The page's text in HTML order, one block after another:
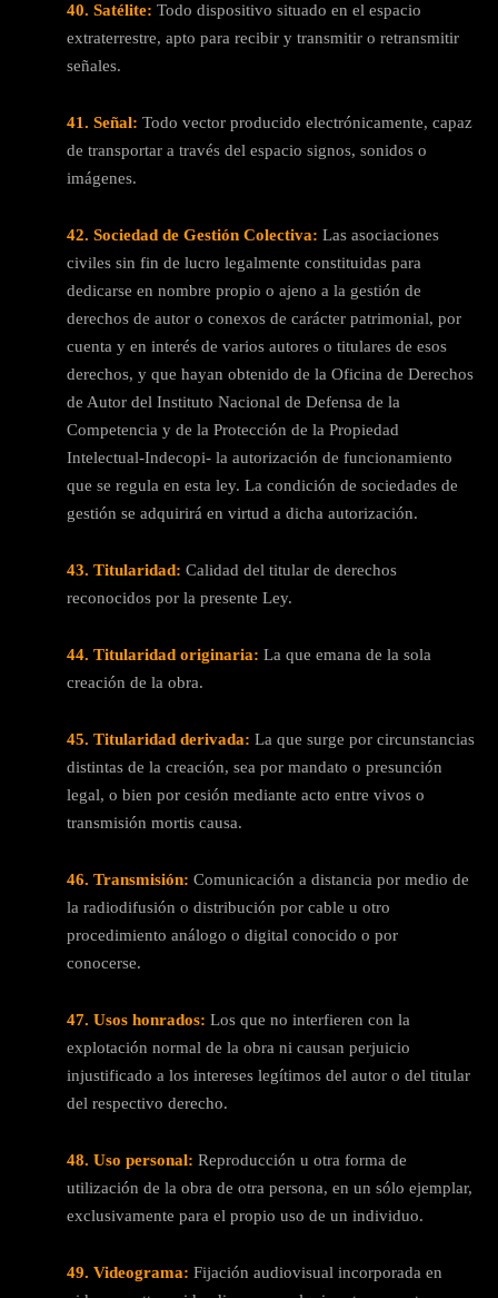
40. Satélite: Todo dispositivo situado en el espacio
extraterrestre, apto para recibir y transmitir o retransmitir
señales.
41. Señal: Todo vector producido electrónicamente, capaz
de transportar a través del espacio signos, sonidos o
imágenes.
42. Sociedad de Gestión Colectiva: Las asociaciones
civiles sin fin de lucro legalmente constituidas para
dedicarse en nombre propio o ajeno a la gestión de
derechos de autor o conexos de carácter patrimonial, por
cuenta y en interés de varios autores o titulares de esos
derechos, y que hayan obtenido de la Oficina de Derechos
de Autor del Instituto Nacional de Defensa de la
Competencia y de la Protección de la Propiedad
Intelectual-Indecopi- la autorización de funcionamiento
que se regula en esta ley. La condición de sociedades de
gestión se adquirirá en virtud a dicha autorización.
43. Titularidad: Calidad del titular de derechos
reconocidos por la presente Ley.
44. Titularidad originaria: La que emana de la sola
creación de la obra.
45. Titularidad derivada: La que surge por circunstancias
distintas de la creación, sea por mandato o presunción
legal, o bien por cesión mediante acto entre vivos o
transmisión mortis causa.
46. Transmisión: Comunicación a distancia por medio de
la radiodifusión o distribución por cable u otro
procedimiento análogo o digital conocido o por
conocerse.
47. Usos honrados: Los que no interfieren con la
explotación normal de la obra ni causan perjuicio
injustificado a los intereses legítimos del autor o del titular
del respectivo derecho.
48. Uso personal: Reproducción u otra forma de
utilización de la obra de otra persona, en un sólo ejemplar,
exclusivamente para el propio uso de un individuo.
49. Videograma: Fijación audiovisual incorporada en